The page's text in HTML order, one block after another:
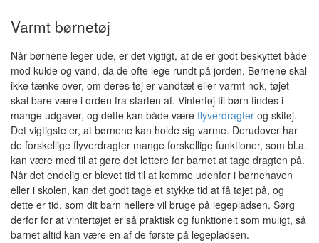
Varmt børnetøj
Når børnene leger ude, er det vigtigt, at de er godt beskyttet både
mod kulde og vand, da de ofte lege rundt på jorden. Børnene skal
ikke tænke over, om deres tøj er vandtæt eller varmt nok, tøjet
skal bare være i orden fra starten af. Vintertøj til børn findes i
mange udgaver, og dette kan både være flyverdragter og skitøj.
Det vigtigste er, at børnene kan holde sig varme. Derudover har
de forskellige flyverdragter mange forskellige funktioner, som bl.a.
kan være med til at gøre det lettere for barnet at tage dragten på.
Når det endelig er blevet tid til at komme udenfor i børnehaven
eller i skolen, kan det godt tage et stykke tid at få tøjet på, og
dette er tid, som dit barn hellere vil bruge på legepladsen. Sørg
derfor for at vintertøjet er så praktisk og funktionelt som muligt, så
barnet altid kan være en af de første på legepladsen.